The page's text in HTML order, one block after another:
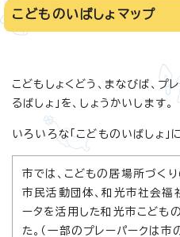
こどものいばしょマップ
こどもしょくどう、まなびば、プ
るばしょ」を、しょうかいします。
いろいろな「こどものいばしょ」
市では、こどもの居場所づく
市民活動団体、和光市社会福
ータを活用した和光市こども
た。（一部のプレーパークは